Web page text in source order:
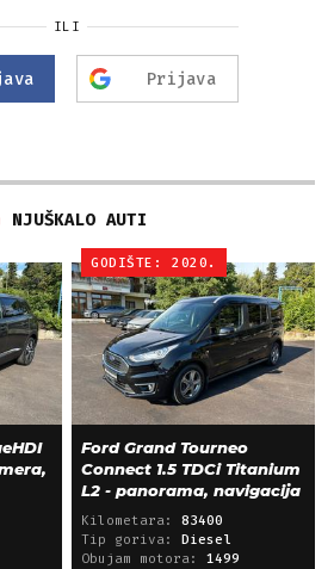
ILI
Prijava
NJUŠKALO AUTI
GODIŠTE: 2020.
Ford Grand Tourneo
Connect 1.5 TDCi Titanium
L2 - panorama, navigacija
Kilometara: 83400
Tip goriva: Diesel
Obujam motora: 1499